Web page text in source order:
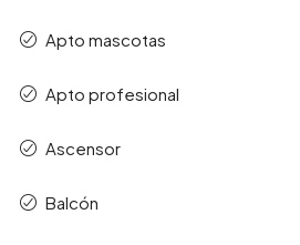
Apto mascotas
Apto profesional
Ascensor
Balcón